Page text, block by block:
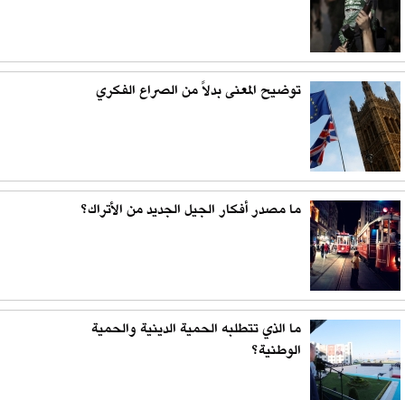
توضيح المعنى بدلاً من الصراع الفكري
ما مصدر أفكار الجيل الجديد من الأتراك؟
ما الذي تتطلبه الحمية الدينية والحمية
الوطنية؟